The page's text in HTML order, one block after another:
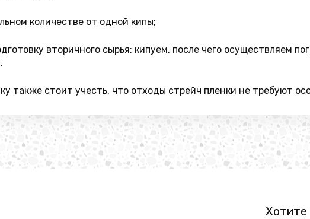
количестве от одной кипы;
вторичного сырья: кипуем, после чего осуществляем
также стоит учесть, что отходы стрейч пленки не требуют
Хотите